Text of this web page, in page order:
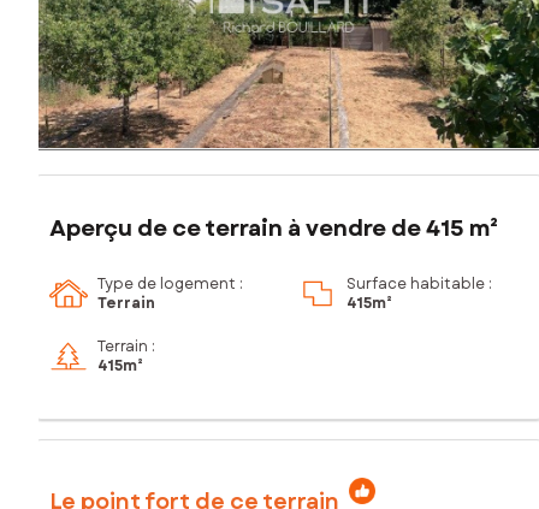
Aperçu de ce terrain à vendre de 415 m²
Type de logement :
Terrain
Surface habitable :
415m²
Terrain :
415m²
Le point fort de ce terrain